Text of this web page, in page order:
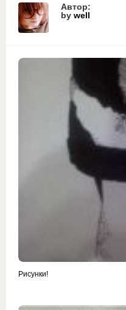
Автор:
by well
Рисунки!